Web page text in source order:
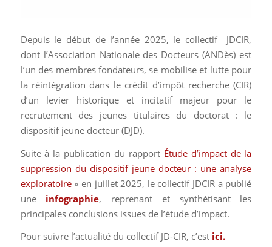
Depuis le début de l’année 2025, le collectif JDCIR,
dont l’Association Nationale des Docteurs (ANDès) est
l’un des membres fondateurs, se mobilise et lutte pour
la réintégration dans le crédit d’impôt recherche (CIR)
d’un levier historique et incitatif majeur pour le
recrutement des jeunes titulaires du doctorat : le
dispositif jeune docteur (DJD).
Suite à la publication du rapport Étude d’impact de la
suppression du dispositif jeune docteur : une analyse
exploratoire» en juillet 2025, le collectif JDCIR a publié
une infographie, reprenant et synthétisant les
principales conclusions issues de l’étude d’impact.
Pour suivre l’actualité du collectif JD-CIR, c’est ici.